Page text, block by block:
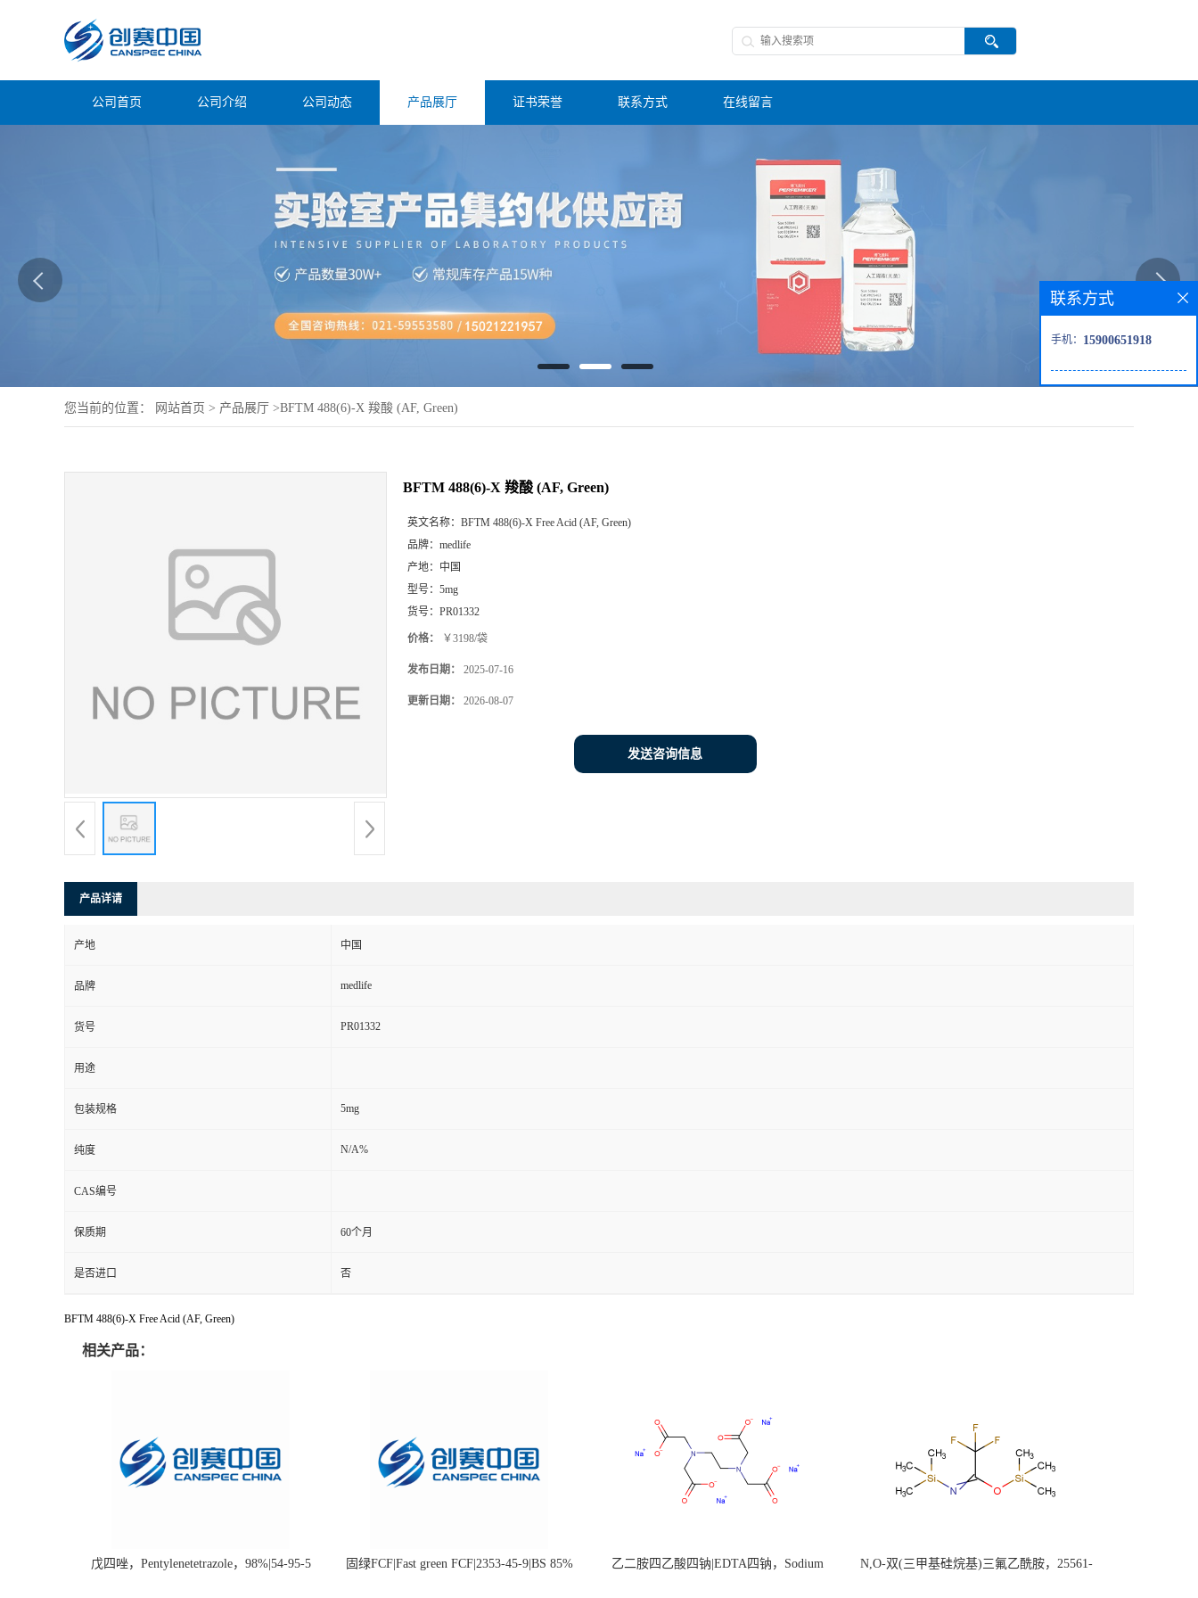
公司首页 公司介绍 公司动态 产品展厅 证书荣誉 联系方式 在线留言
您当前的位置： 网站首页 > 产品展厅 >BFTM 488(6)-X 羧酸 (AF, Green)
BFTM 488(6)-X 羧酸 (AF, Green)
英文名称： BFTM 488(6)-X Free Acid (AF, Green)
品牌： medlife
产地： 中国
型号： 5mg
货号： PR01332
价格： ￥3198/袋
发布日期： 2025-07-16
更新日期： 2026-08-07
发送咨询信息
产品详请
产地 中国
品牌 medlife
货号 PR01332
用途
包装规格 5mg
纯度 N/A%
CAS编号
保质期 60个月
是否进口 否
BFTM 488(6)-X Free Acid (AF, Green)
相关产品：
戊四唑，Pentylenetetrazole，98%|54-95-5 固绿FCF|Fast green FCF|2353-45-9|BS 85%
乙二胺四乙酸四钠|EDTA四钠，Sodium
N,O-双(三甲基硅烷基)三氟乙酰胺，25561-
联系方式
手机： 15900651918